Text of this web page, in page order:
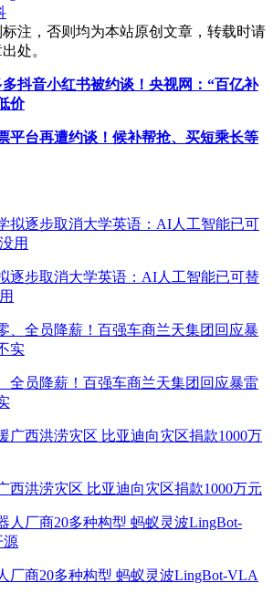
标注，否则均为本站原创文章，转载时请
处。
抖音小红书被约谈！央视网：“百亿补
价
平台再遭约谈！候补帮抢、买短乘长等
逐步取消大学英语：AI人工智能已可替
全员降薪！百强车商兰天集团回应暴雷
西洪涝灾区 比亚迪向灾区捐款1000万元
厂商20多种构型 蚂蚁灵波LingBot-VLA